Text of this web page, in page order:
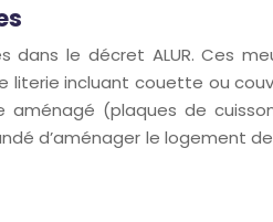
le décret ALUR. Ces
incluant couette ou
(plaques de
d’aménager le logement